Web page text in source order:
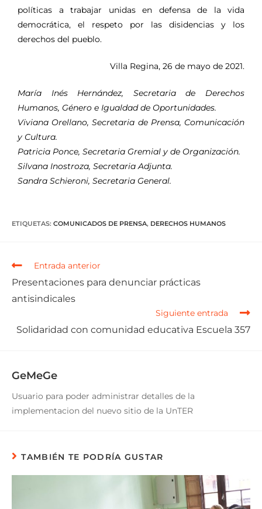
políticas a trabajar unidas en defensa de la vida
democrática, el respeto por las disidencias y los
derechos del pueblo.
Villa Regina, 26 de mayo de 2021.
María Inés Hernández, Secretaria de Derechos
Humanos, Género e Igualdad de Oportunidades.
Viviana Orellano, Secretaria de Prensa, Comunicación
y Cultura.
Patricia Ponce, Secretaria Gremial y de Organización.
Silvana Inostroza, Secretaria Adjunta.
Sandra Schieroni, Secretaria General.
ETIQUETAS: COMUNICADOS DE PRENSA, DERECHOS HUMANOS
Entrada anterior
Presentaciones para denunciar prácticas
antisindicales
Siguiente entrada
Solidaridad con comunidad educativa Escuela 357
GeMeGe
Usuario para poder administrar detalles de la
implementacion del nuevo sitio de la UnTER
TAMBIÉN TE PODRÍA GUSTAR